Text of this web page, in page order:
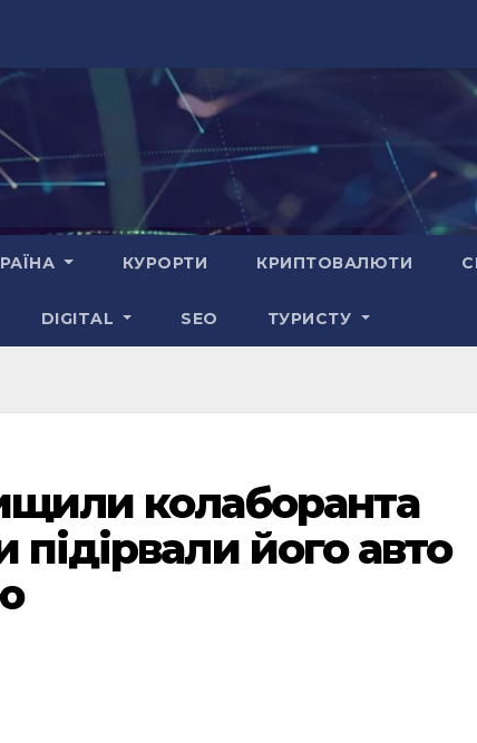
КУРОРТИ КРИПТОВАЛЮТИ
DIGITAL SEO ТУРИСТУ
колаборанта
його авто